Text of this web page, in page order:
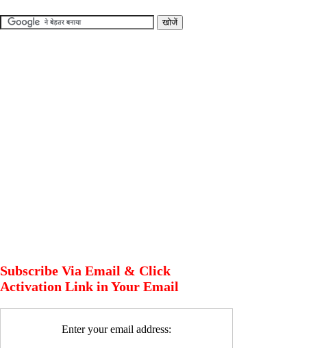
Subscribe Via Email & Click
Activation Link in Your Email
Enter your email address: